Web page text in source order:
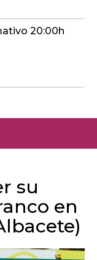
20:00h
su
en